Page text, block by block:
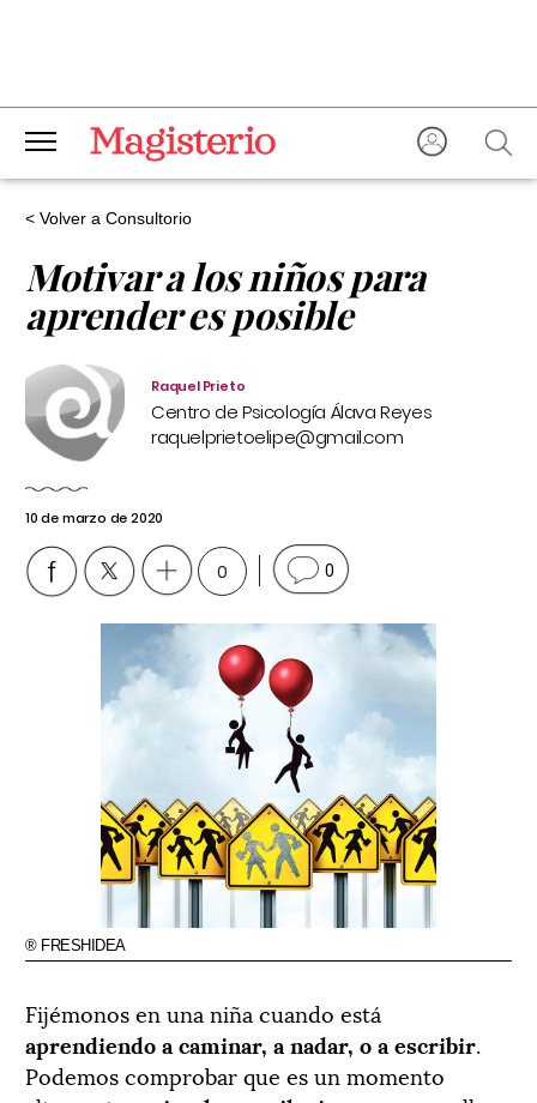
< Volver a Consultorio
Motivar a los niños para
aprender es posible
Raquel Prieto
Centro de Psicología Álava Reyes
raquelprietoelipe@gmail.com
10 de marzo de 2020
0 0
® FRESHIDEA
Fijémonos en una niña cuando está
aprendiendo a caminar, a nadar, o a escribir.
Podemos comprobar que es un momento